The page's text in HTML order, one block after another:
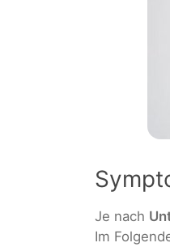
Je nach
Im